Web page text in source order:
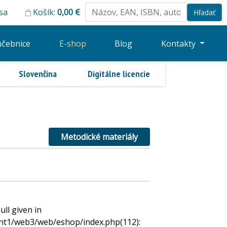
Košík: 0,00 €
E-shop Blog Kontakty
Slovenčina Digitálne licencie
Metodické materiály
given in
web3/web/eshop/index.php(112):